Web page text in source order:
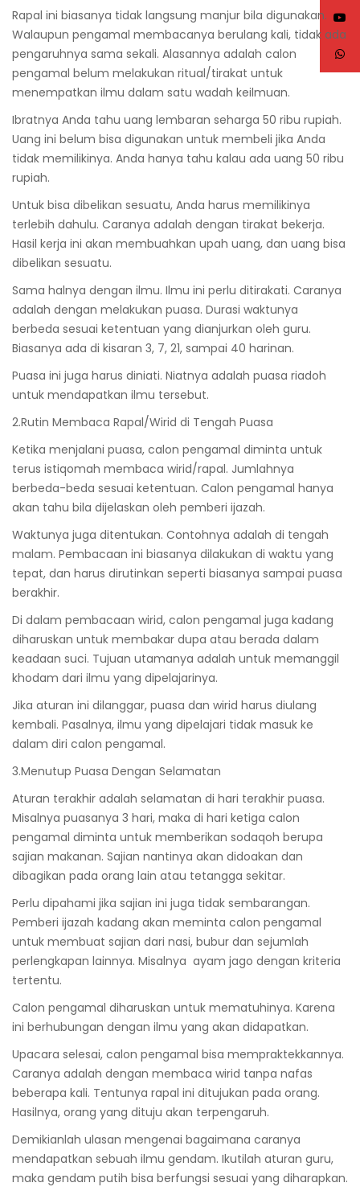
Rapal ini biasanya tidak langsung manjur bila digunakan.
Walaupun pengamal membacanya berulang kali, tidak ada
pengaruhnya sama sekali. Alasannya adalah calon
pengamal belum melakukan ritual/tirakat untuk
menempatkan ilmu dalam satu wadah keilmuan.
Ibratnya Anda tahu uang lembaran seharga 50 ribu rupiah.
Uang ini belum bisa digunakan untuk membeli jika Anda
tidak memilikinya. Anda hanya tahu kalau ada uang 50 ribu
rupiah.
Untuk bisa dibelikan sesuatu, Anda harus memilikinya
terlebih dahulu. Caranya adalah dengan tirakat bekerja.
Hasil kerja ini akan membuahkan upah uang, dan uang bisa
dibelikan sesuatu.
Sama halnya dengan ilmu. Ilmu ini perlu ditirakati. Caranya
adalah dengan melakukan puasa. Durasi waktunya
berbeda sesuai ketentuan yang dianjurkan oleh guru.
Biasanya ada di kisaran 3, 7, 21, sampai 40 harinan.
Puasa ini juga harus diniati. Niatnya adalah puasa riadoh
untuk mendapatkan ilmu tersebut.
2.Rutin Membaca Rapal/Wirid di Tengah Puasa
Ketika menjalani puasa, calon pengamal diminta untuk
terus istiqomah membaca wirid/rapal. Jumlahnya
berbeda-beda sesuai ketentuan. Calon pengamal hanya
akan tahu bila dijelaskan oleh pemberi ijazah.
Waktunya juga ditentukan. Contohnya adalah di tengah
malam. Pembacaan ini biasanya dilakukan di waktu yang
tepat, dan harus dirutinkan seperti biasanya sampai puasa
berakhir.
Di dalam pembacaan wirid, calon pengamal juga kadang
diharuskan untuk membakar dupa atau berada dalam
keadaan suci. Tujuan utamanya adalah untuk memanggil
khodam dari ilmu yang dipelajarinya.
Jika aturan ini dilanggar, puasa dan wirid harus diulang
kembali. Pasalnya, ilmu yang dipelajari tidak masuk ke
dalam diri calon pengamal.
3.Menutup Puasa Dengan Selamatan
Aturan terakhir adalah selamatan di hari terakhir puasa.
Misalnya puasanya 3 hari, maka di hari ketiga calon
pengamal diminta untuk memberikan sodaqoh berupa
sajian makanan. Sajian nantinya akan didoakan dan
dibagikan pada orang lain atau tetangga sekitar.
Perlu dipahami jika sajian ini juga tidak sembarangan.
Pemberi ijazah kadang akan meminta calon pengamal
untuk membuat sajian dari nasi, bubur dan sejumlah
perlengkapan lainnya. Misalnya ayam jago dengan kriteria
tertentu.
Calon pengamal diharuskan untuk mematuhinya. Karena
ini berhubungan dengan ilmu yang akan didapatkan.
Upacara selesai, calon pengamal bisa mempraktekkannya.
Caranya adalah dengan membaca wirid tanpa nafas
beberapa kali. Tentunya rapal ini ditujukan pada orang.
Hasilnya, orang yang dituju akan terpengaruh.
Demikianlah ulasan mengenai bagaimana caranya
mendapatkan sebuah ilmu gendam. Ikutilah aturan guru,
maka gendam putih bisa berfungsi sesuai yang diharapkan.